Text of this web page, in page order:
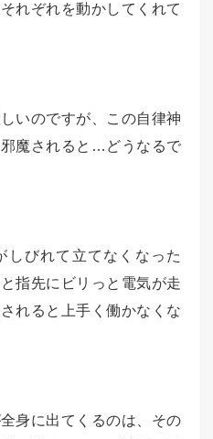
れぞれを動かしてくれて
いのですが、この自律神
魔されると…どうなるで
しびれて立てなくなった
指先にビリっと電気が走
れると上手く働かなくな
身に出てくるのは、その